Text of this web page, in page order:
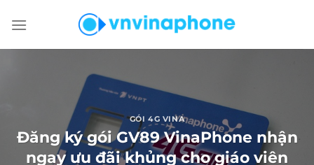
đến
GÓI 4G VINA
Đăng ký gói GV89 VinaPhone nhận
ngay ưu đãi khủng cho giáo viên